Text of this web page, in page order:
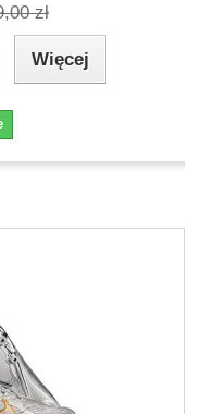
zł
Więcej